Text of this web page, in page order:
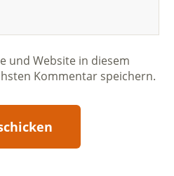
und Website in diesem
Kommentar speichern.